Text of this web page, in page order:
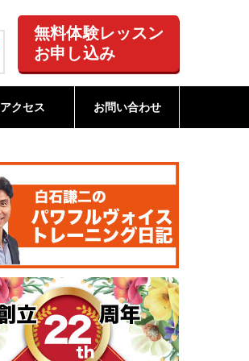
無料体験レッスン
お申し込み
アクセス お問い合わせ